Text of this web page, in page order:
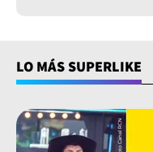
LO MÁS SUPERLIKE